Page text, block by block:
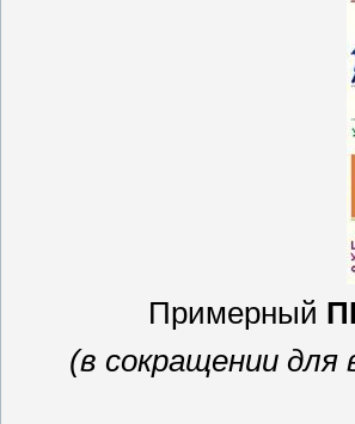
Примерный
(в сокращении